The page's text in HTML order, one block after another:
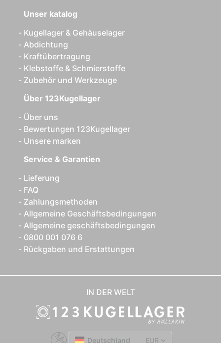
Unser katalog
Kugellager & Gehäuselager
Abdichtung
Kraftübertragung
Klebstoffe & Schmierstoffe
Zubehör und Werkzeuge
Über 123Kugellager
Über uns
Bewertungen 123Kugellager
Unsere marken
Service & Garantien
Lieferung
FAQ
Zahlungsmethoden
Allgemeine Geschäftsbedingungen
Allgemeine geschäftsbedingungen
0800 001 076 6
Rückgaben und Erstattungen
IN DER WELT
Deutschland EUR